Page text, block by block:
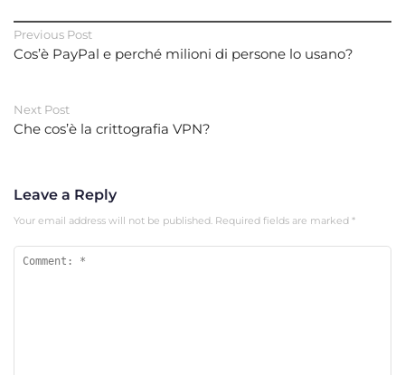
Previous Post
Cos’è PayPal e perché milioni di persone lo usano?
Next Post
Che cos’è la crittografia VPN?
Leave a Reply
Your email address will not be published. Required fields are marked *